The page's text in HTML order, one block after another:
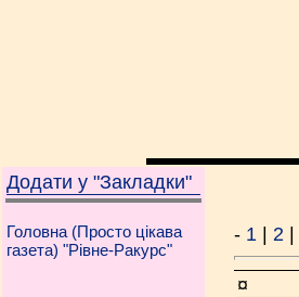
Додати у "Закладки"
Головна (Просто цікава
газета) "Рівне-Ракурс"
- 1 2
¤